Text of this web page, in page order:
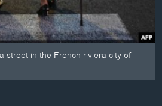
street in the French riviera city of